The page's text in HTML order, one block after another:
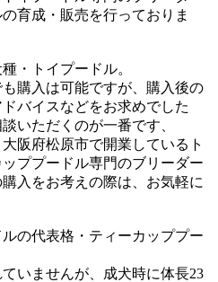
育成・販売を行っておりま
・トイプードル。
購入は可能ですが、購入後の
バイスなどをお求めでした
いただくのが一番です、
阪府松原市で開業しているト
ププードル専門のブリーダー
入をお考えの際は、お気軽に
の代表格・ティーカッププー
いませんが、成犬時に体長23